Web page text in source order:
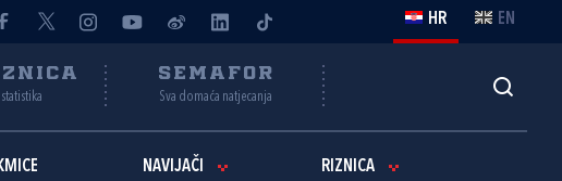
HR EN
SEMAFOR
Sva domaća natjecanja
NAVIJAČI RIZNICA